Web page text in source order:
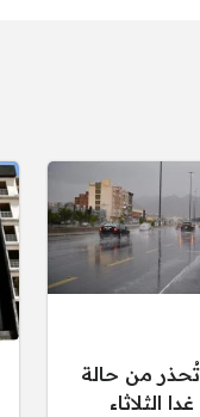
تُحذر من حالة
الثلاثاء